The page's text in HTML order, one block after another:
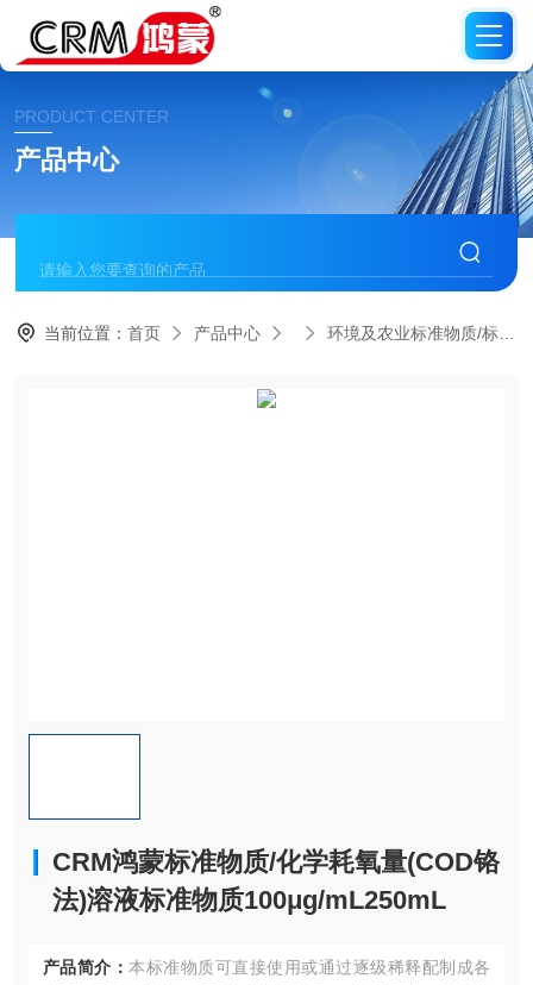
PRODUCT CENTER
产品中心
当前位置：首页 产品中心 环境及农业标准物质/标准品
CRM鸿蒙标准物质/化学耗氧量(COD铬
法)溶液标准物质100μg/mL250mL
产品简介： 本标准物质可直接使用或通过逐级稀释配制成各